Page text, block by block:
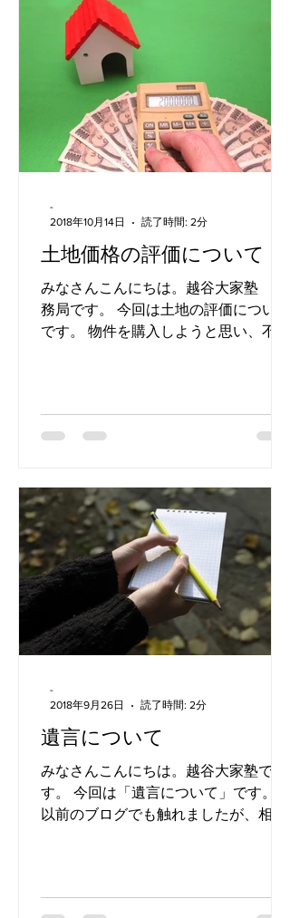
土地価格の評価について
みなさんこんにちは。越谷大家塾 事
務局です。 今回は土地の評価について
です。 物件を購入しようと思い、不動
額なのですが、そこから、...
-
2018年10月14日
読了時間: 2分
遺言について
みなさんこんにちは。越谷大家塾で
す。 今回は「遺言について」です。
以前のブログでも触れましたが、相続
すから、 現状をかなり意識している内
-
2018年9月26日
読了時間: 2分